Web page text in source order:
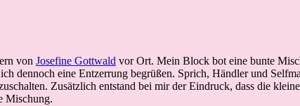
von Josefine Gottwald vor Ort. Mein Block bot eine bunte
dennoch eine Entzerrung begrüßen. Sprich, Händler und
Zusätzlich entstand bei mir der Eindruck, dass die
Mischung.